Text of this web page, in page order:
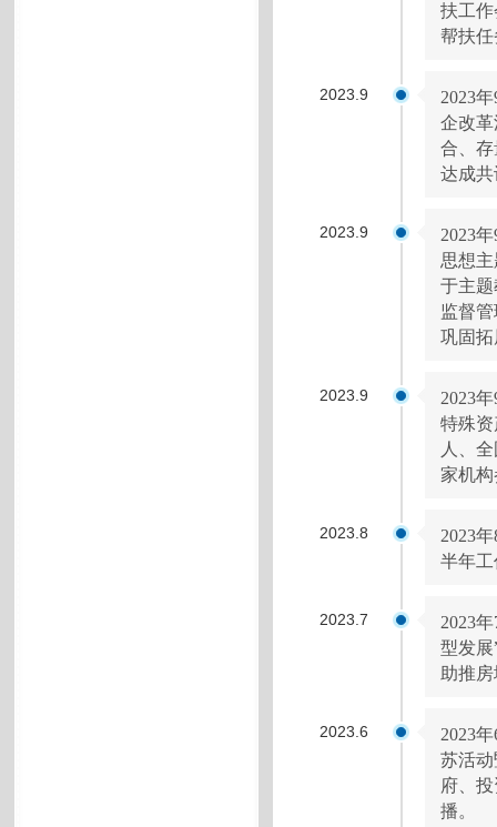
扶工
帮扶
2023.9
2023
企改
合、
达成
2023.9
2023
思想
于主
监督
巩固
2023.9
2023
特殊
人、
家机
2023.8
2023
半年
2023.7
2023
型发
助推
2023.6
2023
苏活
府、
播。